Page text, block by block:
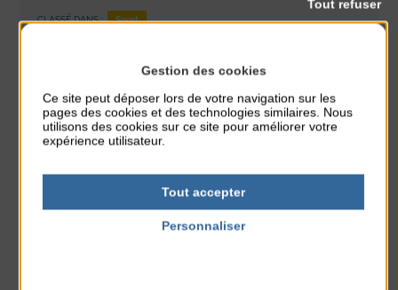
CLASSÉ DANS : Sport
À noter aussi
Gestion des cookies
Ce site peut déposer lors de votre navigation sur les
pages des cookies et des technologies similaires. Nous
utilisons des cookies sur ce site pour améliorer votre
expérience utilisateur.
Tout accepter
Tout refuser
Personnaliser